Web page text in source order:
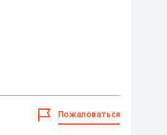
Пожаловаться